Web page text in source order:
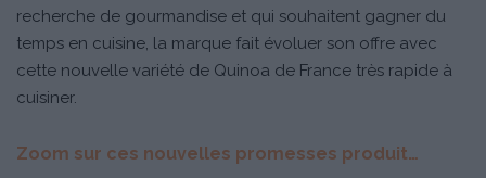
recherche de gourmandise et qui souhaitent gagner du
temps en cuisine, la marque fait évoluer son offre avec
cette nouvelle variété de Quinoa de France très rapide à
cuisiner.
Zoom sur ces nouvelles promesses produit…